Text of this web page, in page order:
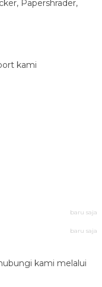
Papershrader,
kami
baru saja
baru saja
kami melalui